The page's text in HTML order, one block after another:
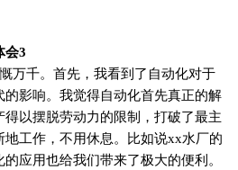
会3
万千。首先，我看到了自动化对于
影响。我觉得自动化首先真正的解
以摆脱劳动力的限制，打破了最主
工作，不用休息。比如说xx水厂的
应用也给我们带来了极大的便利。